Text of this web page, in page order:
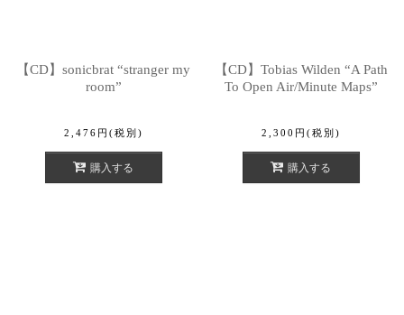
【CD】sonicbrat “stranger my
room”
2,476 円 (税別)
購入する
【CD】Tobias Wilden “A Path
To Open Air/Minute Maps”
2,300 円 (税別)
購入する